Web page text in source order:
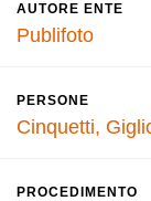
AUTORE ENTE
Publifoto
PERSONE
Cinquetti,
PROCEDIMENTO